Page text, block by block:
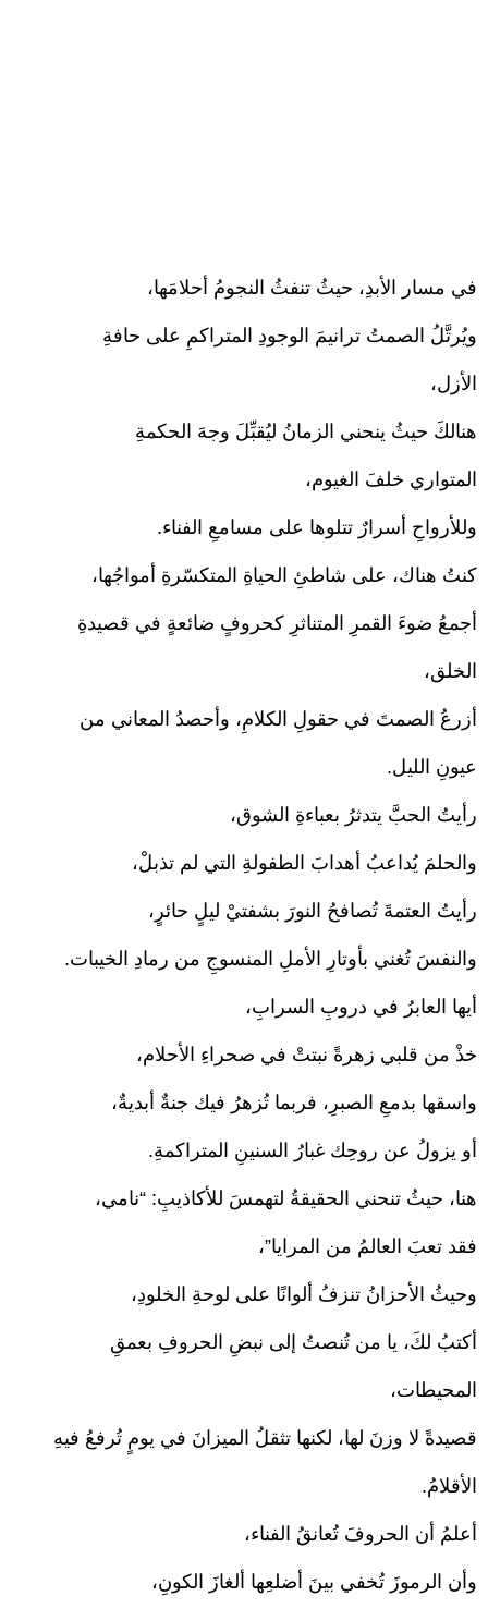
في مسار الأبدِ، حيثُ تنفثُ النجومُ أحلامَها،
ويُرتَّلُ الصمتُ ترانيمَ الوجودِ المتراكمِ على حافةِ
الأزل،
هنالكَ حيثُ ينحني الزمانُ ليُقبِّلَ وجهَ الحكمةِ
المتواري خلفَ الغيوم،
وللأرواحِ أسرارٌ تتلوها على مسامعِ الفناء.
كنتُ هناك، على شاطئِ الحياةِ المتكسّرةِ أمواجُها،
أجمعُ ضوءَ القمرِ المتناثرِ كحروفٍ ضائعةٍ في قصيدةِ
الخلق،
أزرعُ الصمتَ في حقولِ الكلامِ، وأحصدُ المعاني من
عيونِ الليل.
رأيتُ الحبَّ يتدثرُ بعباءةِ الشوق،
والحلمَ يُداعبُ أهدابَ الطفولةِ التي لم تذبلْ،
رأيتُ العتمةَ تُصافحُ النورَ بشفتيْ ليلٍ حائرٍ،
والنفسَ تُغني بأوتارِ الأملِ المنسوجِ من رمادِ الخيبات.
أيها العابرُ في دروبِ السرابِ،
خذْ من قلبي زهرةً نبتتْ في صحراءِ الأحلام،
واسقها بدمعِ الصبرِ، فربما تُزهرُ فيك جنةٌ أبديةٌ،
أو يزولُ عن روحِك غبارُ السنينِ المتراكمةِ.
هنا، حيثُ تنحني الحقيقةُ لتهمسَ للأكاذيبِ: “نامي،
فقد تعبَ العالمُ من المرايا”،
وحيثُ الأحزانُ تنزفُ ألوانًا على لوحةِ الخلودِ،
أكتبُ لكَ، يا من تُنصتُ إلى نبضِ الحروفِ بعمقِ
المحيطات،
قصيدةً لا وزنَ لها، لكنها تثقلُ الميزانَ في يومٍ تُرفعُ فيهِ
الأقلامُ.
أعلمُ أن الحروفَ تُعانقُ الفناء،
وأن الرموزَ تُخفي بينَ أضلعِها ألغازَ الكونِ،